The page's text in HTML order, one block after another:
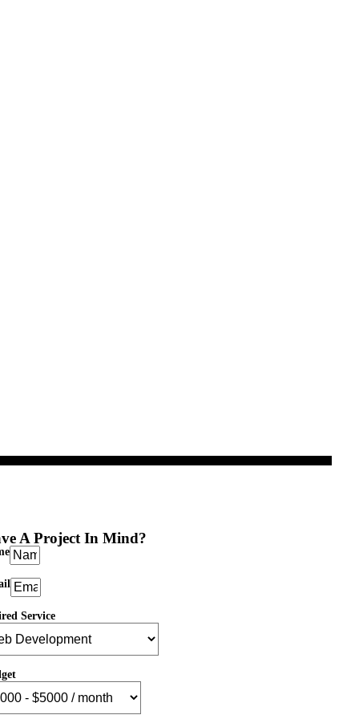
A Project In Mind?
Service